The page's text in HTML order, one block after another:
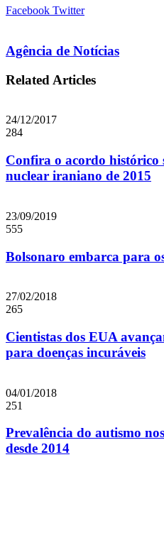
Facebook TwitterGoogle+
LinkedIn
StumbleUpon
Tumblr
Pinterest
Reddit
VKontakte
Share
Print
Agência de Notícias
Related Articles
24/12/2017
284
Confira o acordo histórico
nuclear iraniano de 2015
23/09/2019
555
Bolsonaro embarca para
27/02/2018
265
Cientistas dos EUA
para doenças incuráveis
04/01/2018
251
Prevalência do autismo
desde 2014